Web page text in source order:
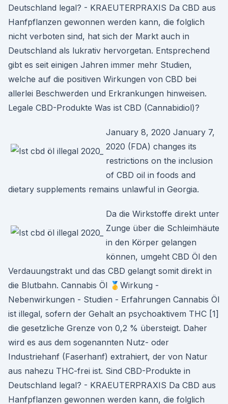
Deutschland legal? - KRAEUTERPRAXIS Da CBD aus
Hanfpflanzen gewonnen werden kann, die folglich
nicht verboten sind, hat sich der Markt auch in
Deutschland als lukrativ hervorgetan. Entsprechend
gibt es seit einigen Jahren immer mehr Studien,
welche auf die positiven Wirkungen von CBD bei
allerlei Beschwerden und Erkrankungen hinweisen.
Legale CBD-Produkte Was ist CBD (Cannabidiol)?
January 8, 2020 January 7,
2020 (FDA) changes its
restrictions on the inclusion
of CBD oil in foods and
dietary supplements remains unlawful in Georgia.
Da die Wirkstoffe direkt unter
Zunge über die Schleimhäute
in den Körper gelangen
können, umgeht CBD Öl den
Verdauungstrakt und das CBD gelangt somit direkt in
die Blutbahn. Cannabis Öl 🥇Wirkung -
Nebenwirkungen - Studien - Erfahrungen Cannabis Öl
ist illegal, sofern der Gehalt an psychoaktivem THC [1]
die gesetzliche Grenze von 0,2 % übersteigt. Daher
wird es aus dem sogenannten Nutz- oder
Industriehanf (Faserhanf) extrahiert, der von Natur
aus nahezu THC-frei ist. Sind CBD-Produkte in
Deutschland legal? - KRAEUTERPRAXIS Da CBD aus
Hanfpflanzen gewonnen werden kann, die folglich